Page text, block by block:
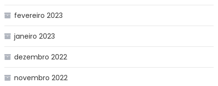
fevereiro 2023
janeiro 2023
dezembro 2022
novembro 2022